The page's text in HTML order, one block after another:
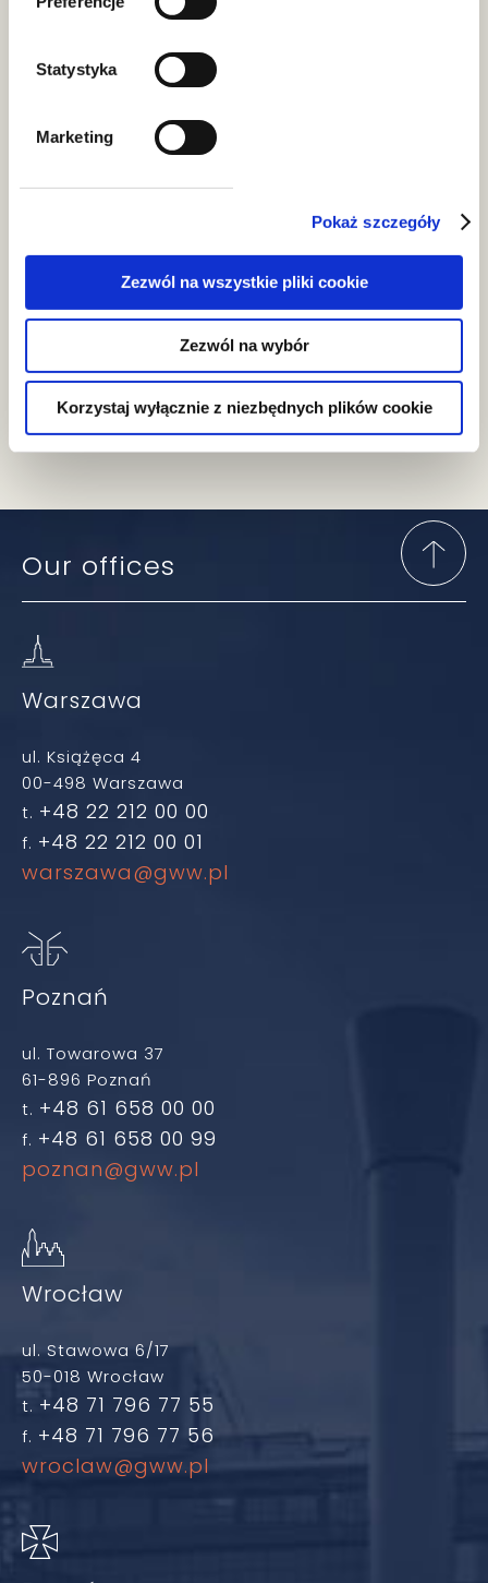
Statystyka
Marketing
Pokaż szczegóły
Zezwól na wszystkie pliki cookie
Zezwól na wybór
Korzystaj wyłącznie z niezbędnych plików cookie
Transport, shipping and logistics
Commercialisation of space
Our offices
Warszawa
ul. Książęca 4
00-498 Warszawa
t. +48 22 212 00 00
f. +48 22 212 00 01
warszawa@gww.pl
Poznań
ul. Towarowa 37
61-896 Poznań
t. +48 61 658 00 00
f. +48 61 658 00 99
poznan@gww.pl
Wrocław
ul. Stawowa 6/17
50-018 Wrocław
t. +48 71 796 77 55
f. +48 71 796 77 56
wroclaw@gww.pl